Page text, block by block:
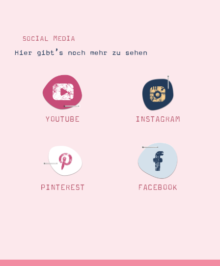
SOCIAL MEDIA
Hier gibt’s noch mehr zu sehen
YOUTUBE INSTAGRAM
PINTEREST FACEBOOK